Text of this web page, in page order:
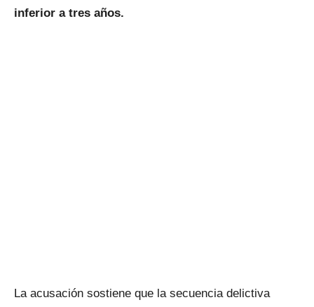
inferior a tres años.
La acusación sostiene que la secuencia delictiva